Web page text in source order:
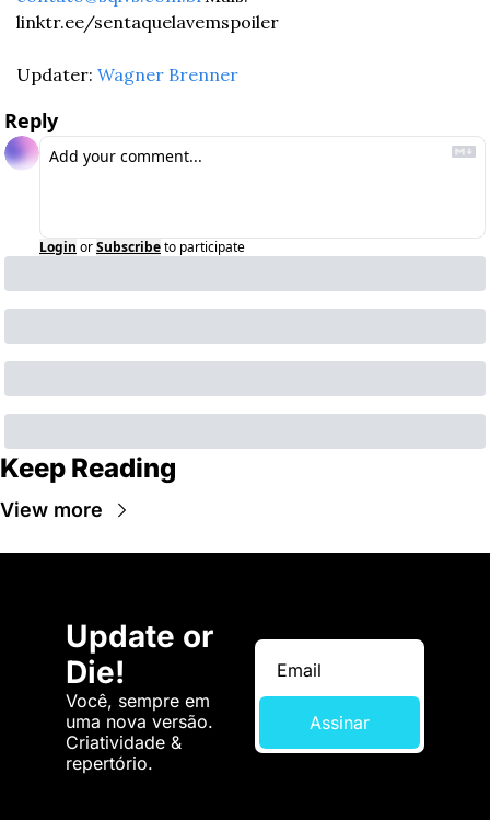
linktr.ee/sentaquelavemspoiler
Updater: Wagner Brenner
Reply
Login orSubscribeto participate
Keep Reading
View more
Update or
Die!
Você, sempre em
uma nova versão.
Criatividade &
repertório.
Assinar